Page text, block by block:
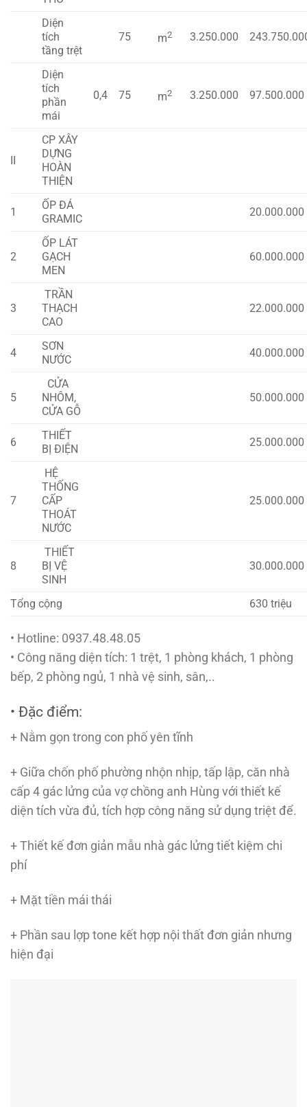
Diện
tích
tầng trệt
75 m2 3.250.000
Diện
tích
phần
mái
0,4 75 m2 3.250.000 97.500.000
II
CP XÂY
DỰNG
HOÀN
THIỆN
1
ỐP ĐÁ
GRAMIC
20.000.000
2
ỐP LÁT
GẠCH
MEN
60.000.000
3
TRẦN
THẠCH
CAO
22.000.000
4
SƠN
NƯỚC
40.000.000
5
CỬA
NHÔM,
CỬA GỖ
50.000.000
6
THIẾT
BỊ ĐIỆN
25.000.000
7
HỆ
THỐNG
CẤP
THOÁT
NƯỚC
25.000.000
8
THIẾT
BỊ VỆ
SINH
30.000.000
Tổng cộng 630 triệu
• Hotline: 0937.48.48.05
• Công năng diện tích: 1 trệt, 1 phòng khách, 1 phòng
bếp, 2 phòng ngủ, 1 nhà vệ sinh, sân,..
• Đặc điểm:
+ Nằm gọn trong con phố yên tĩnh
+ Giữa chốn phố phường nhộn nhịp, tấp lập, căn nhà
cấp 4 gác lửng của vợ chồng anh Hùng với thiết kế
diện tích vừa đủ, tích hợp công năng sử dụng triệt để.
+ Thiết kế đơn giản mẫu nhà gác lửng tiết kiệm chi
phí
+ Mặt tiền mái thái
+ Phần sau lợp tone kết hợp nội thất đơn giản nhưng
hiện đại